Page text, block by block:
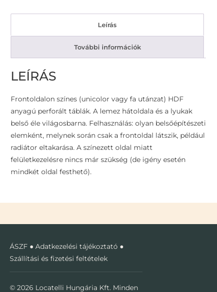
Leírás
További információk
LEÍRÁS
Frontoldalon színes (unicolor vagy fa utánzat) HDF
anyagú perforált táblák. A lemez hátoldala és a lyukak
belső éle világosbarna. Felhasználás: olyan belsőépítészeti
elemként, melynek során csak a frontoldal látszik, például
radiátor eltakarása. A színezett oldal miatt
felületkezelésre nincs már szükség (de igény esetén
mindkét oldal festhető).
ÁSZF ● Adatkezelési tájékoztató ●
Szállítási és fizetési feltételek
© 2026 Locatelli Hungária Kft. Minden